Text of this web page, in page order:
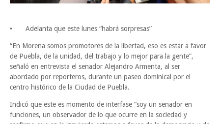
• Adelanta que este lunes “habrá sorpresas”
“En Morena somos promotores de la libertad, eso es estar a favor
de Puebla, de la unidad, del trabajo y lo mejor para la gente”,
señaló en entrevista el senador Alejandro Armenta, al ser
abordado por reporteros, durante un paseo dominical por el
centro histórico de la Ciudad de Puebla.
Indicó que este es momento de interfase “soy un senador en
funciones, un observador de lo que ocurre en la sociedad y